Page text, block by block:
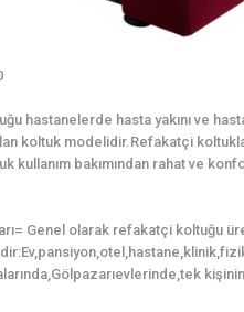
hastanelerde hasta yakını ve
koltuk modelidir.Refakatçi
bakımından rahat ve
Genel olarak refakatçi koltuğu